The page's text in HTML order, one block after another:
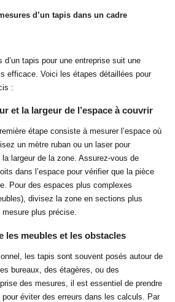
d’un tapis dans un cadre
tapis pour une entreprise suit une
efficace. Voici les étapes détaillées pour
:
et la largeur de l’espace à couvrir
étape consiste à mesurer l’espace où
un mètre ruban ou un laser pour
largeur de la zone. Assurez-vous de
dans l’espace pour vérifier que la pièce
Pour des espaces plus complexes
divisez la zone en sections plus
plus précise.
les meubles et les obstacles
les tapis sont souvent posés autour de
bureaux, des étagères, ou des
des mesures, il est essentiel de prendre
éviter des erreurs dans les calculs. Par